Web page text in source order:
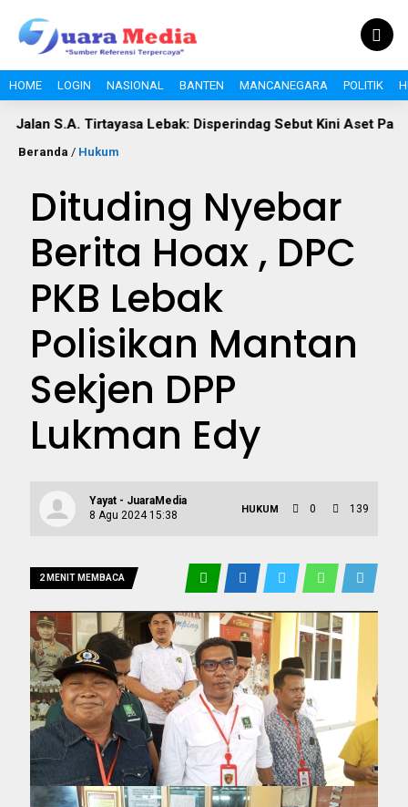
HOME LOGIN NASIONAL BANTEN MANCANEGARA POLITIK
Tirtayasa Lebak: Disperindag Sebut Kini Aset Pasar,
Beranda / Hukum
Dituding Nyebar
Berita Hoax , DPC
PKB Lebak
Polisikan Mantan
Sekjen DPP
Lukman Edy
Yayat - JuaraMedia
8 Agu 2024 15:38
HUKUM 0 139
2 MENIT MEMBACA